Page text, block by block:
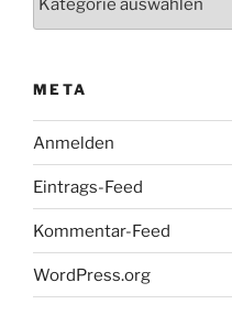
META
Anmelden
Eintrags-Feed
Kommentar-Feed
WordPress.org